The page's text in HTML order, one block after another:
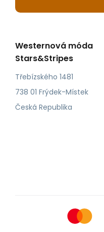
Westernová móda
Stars&Stripes
Třebízského 1481
738 01 Frýdek-Místek
Česká Republika